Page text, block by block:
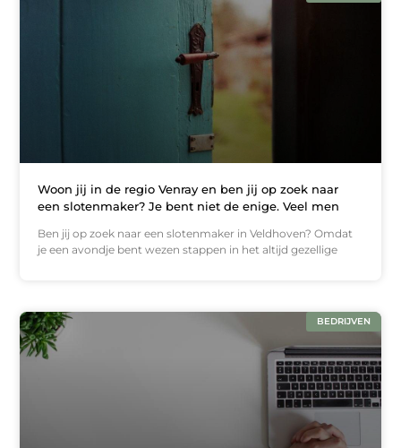
Woon jij in de regio Venray en ben jij op zoek naar
een slotenmaker? Je bent niet de enige. Veel men
Ben jij op zoek naar een slotenmaker in Veldhoven? Omdat
je een avondje bent wezen stappen in het altijd gezellige
BEDRIJVEN